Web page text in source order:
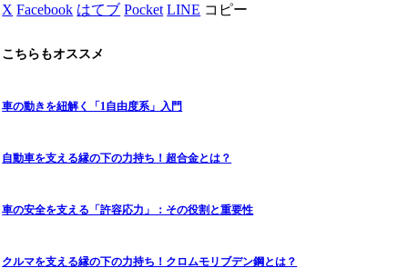
X Facebook はてブ Pocket LINE コピー
こちらもオススメ
車の動きを紐解く「1自由度系」入門
自動車を支える縁の下の力持ち！超合金とは？
車の安全を支える「許容応力」：その役割と重要性
クルマを支える縁の下の力持ち！クロムモリブデン鋼とは？